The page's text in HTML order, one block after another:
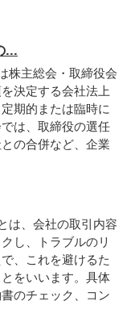
...
株主総会・取締役会
決定する会社法上
期的または臨時に
は、取締役の選任
の合併など、企業
は、会社の取引内容
し、トラブルのリ
、これを避けるた
をいいます。具体
のチェック、コン